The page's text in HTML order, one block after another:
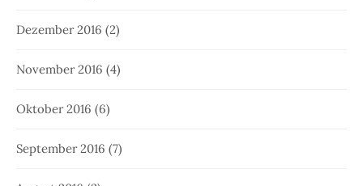
Dezember 2016 (2)
November 2016 (4)
Oktober 2016 (6)
September 2016 (7)